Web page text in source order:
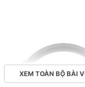
XEM TOÀN BỘ BÀI